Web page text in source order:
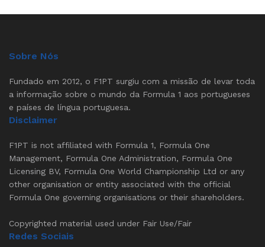
Sobre Nós
Fundado em 2012, o F1PT surgiu com a missão de levar toda
a informação sobre o mundo da Formula 1 aos portugueses
e países de língua portuguesa.
Disclaimer
F1PT is not affiliated with Formula 1, Formula One
Management, Formula One Administration, Formula One
Licensing BV, Formula One World Championship Ltd or any
other organisation or entity associated with the official
Formula One governing organisations or their shareholders.
Copyrighted material used under Fair Use/Fair
Redes Sociais